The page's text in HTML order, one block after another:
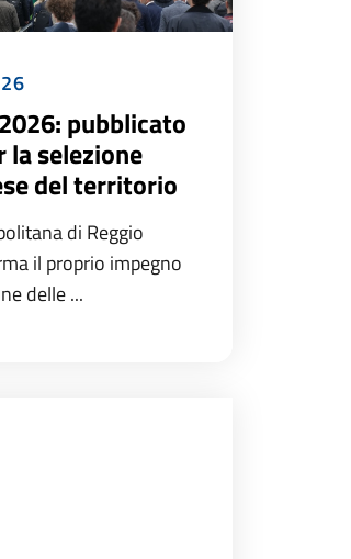
pubblicato
la selezione
del territorio
di Reggio
il proprio impegno
delle ...